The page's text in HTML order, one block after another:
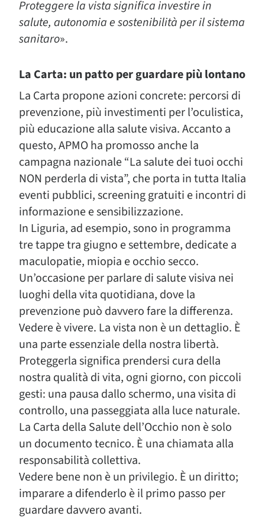
Proteggere la vista significa investire in
salute, autonomia e sostenibilità per il sistema
sanitaro».
La Carta: un patto per guardare più lontano
La Carta propone azioni concrete: percorsi di
prevenzione, più investimenti per l’oculistica,
più educazione alla salute visiva. Accanto a
questo, APMO ha promosso anche la
campagna nazionale “La salute dei tuoi occhi
NON perderla di vista”, che porta in tutta Italia
eventi pubblici, screening gratuiti e incontri di
informazione e sensibilizzazione.
In Liguria, ad esempio, sono in programma
tre tappe tra giugno e settembre, dedicate a
maculopatie, miopia e occhio secco.
Un’occasione per parlare di salute visiva nei
luoghi della vita quotidiana, dove la
prevenzione può davvero fare la differenza.
Vedere è vivere. La vista non è un dettaglio. È
una parte essenziale della nostra libertà.
Proteggerla significa prendersi cura della
nostra qualità di vita, ogni giorno, con piccoli
gesti: una pausa dallo schermo, una visita di
controllo, una passeggiata alla luce naturale.
La Carta della Salute dell’Occhio non è solo
un documento tecnico. È una chiamata alla
responsabilità collettiva.
Vedere bene non è un privilegio. È un diritto;
imparare a difenderlo è il primo passo per
guardare davvero avanti.